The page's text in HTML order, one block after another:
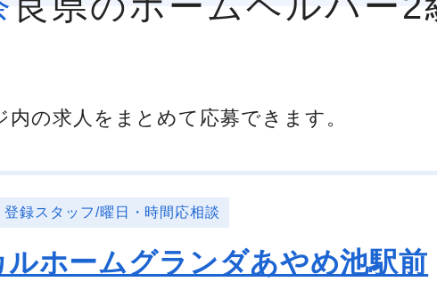
の求人をまとめて応募できます。
登録スタッフ/曜日・時間応相談
ルホームグランダあやめ池駅前